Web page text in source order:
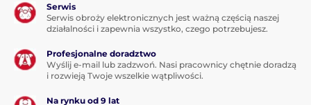
Serwis
Serwis obroży elektronicznych jest ważną częścią naszej
działalności i zapewnia wszystko, czego potrzebujesz.
Profesjonalne doradztwo
Wyślij e-mail lub zadzwoń. Nasi pracownicy chętnie doradzą
i rozwieją Twoje wszelkie wątpliwości.
Na rynku od 9 lat